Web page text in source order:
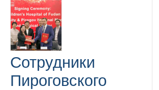
Сотрудники
Пироговского